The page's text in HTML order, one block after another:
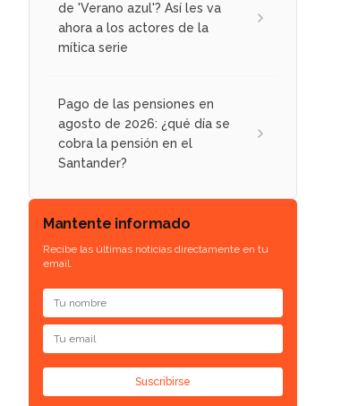
de 'Verano azul'? Así les va
ahora a los actores de la
mítica serie
Pago de las pensiones en
agosto de 2026: ¿qué día se
cobra la pensión en el
Santander?
Mantente informado
Recibe las últimas noticias directamente en tu
email.
Suscribirse